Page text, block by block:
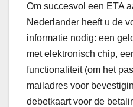
Om succesvol een ETA
Nederlander heeft u de
informatie nodig: een
met elektronisch chip,
functionaliteit (om het
mailadres voor
debetkaart voor de